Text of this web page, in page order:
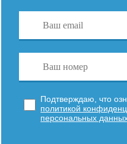
Подтверждаю, что
политикой
персональных